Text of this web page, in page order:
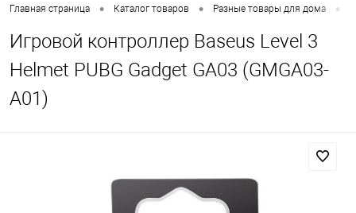
Главная страница • Каталог товаров • Разные товары для дома •
Игровой контроллер Baseus Level 3
Helmet PUBG Gadget GA03 (GMGA03-
A01)